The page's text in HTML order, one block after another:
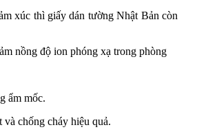
xúc thì giấy dán tường Nhật Bản còn
nồng độ ion phóng xạ trong phòng
ẩm mốc.
và chống cháy hiệu quả.